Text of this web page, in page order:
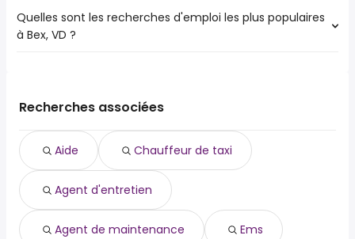
Quelles sont les recherches d'emploi les plus populaires
à Bex, VD ?
aide
agent d'entretien
agent de maintenance
ems
chauffeur de bus
agent de voyage
agent technique
Recherches associées
Aide Chauffeur de taxi
Agent d'entretien
Agent de maintenance Ems